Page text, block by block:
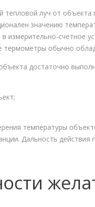
тепловой луч от
значению
измерительно-счетное
термометры обычно
достаточно
температуры
Дальность